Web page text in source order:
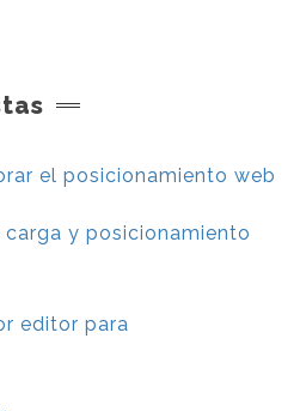
el posicionamiento web
y posicionamiento
editor para